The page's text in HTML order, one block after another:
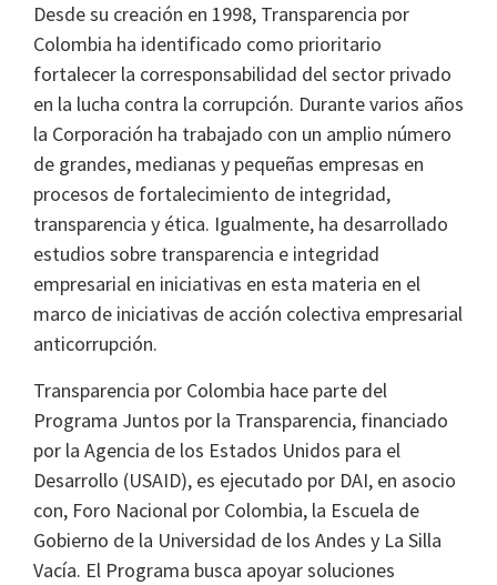
Desde su creación en 1998, Transparencia por
Colombia ha identificado como prioritario
fortalecer la corresponsabilidad del sector privado
en la lucha contra la corrupción. Durante varios años
la Corporación ha trabajado con un amplio número
de grandes, medianas y pequeñas empresas en
procesos de fortalecimiento de integridad,
transparencia y ética. Igualmente, ha desarrollado
estudios sobre transparencia e integridad
empresarial en iniciativas en esta materia en el
marco de iniciativas de acción colectiva empresarial
anticorrupción.
Transparencia por Colombia hace parte del
Programa Juntos por la Transparencia, financiado
por la Agencia de los Estados Unidos para el
Desarrollo (USAID), es ejecutado por DAI, en asocio
con, Foro Nacional por Colombia, la Escuela de
Gobierno de la Universidad de los Andes y La Silla
Vacía. El Programa busca apoyar soluciones